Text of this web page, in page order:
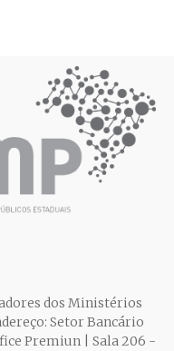
dos Ministérios
Setor Bancário
Premiun | Sala 206 -